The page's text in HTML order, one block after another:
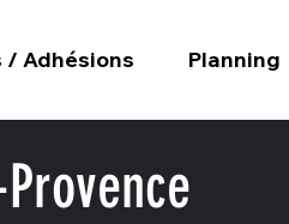
/ Adhésions Planning